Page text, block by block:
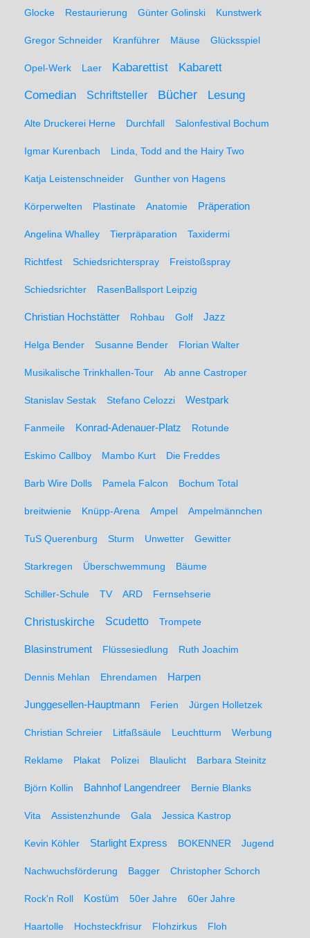
Glocke Restaurierung Günter Golinski Kunstwerk
Gregor Schneider Kranführer Mäuse Glücksspiel
Opel-Werk Laer Kabarettist
Kabarett
Comedian
Schriftsteller Bücher Lesung
Alte Druckerei Herne Durchfall Salonfestival Bochum
Igmar Kurenbach Linda, Todd and the Hairy Two
Katja Leistenschneider Gunther von Hagens
Körperwelten Plastinate Anatomie Präperation
Angelina Whalley Tierpräparation Taxidermi
Richtfest Schiedsrichterspray Freistoßspray
Schiedsrichter RasenBallsport Leipzig
Christian Hochstätter Rohbau Golf Jazz
Helga Bender Susanne Bender Florian Walter
Musikalische Trinkhallen-Tour Ab anne Castroper
Stanislav Sestak Stefano Celozzi Westpark
Fanmeile Konrad-Adenauer-Platz Rotunde
Eskimo Callboy Mambo Kurt Die Freddes
Barb Wire Dolls Pamela Falcon Bochum Total
breitwienie Knüpp-Arena Ampel Ampelmännchen
TuS Querenburg Sturm Unwetter Gewitter
Starkregen Überschwemmung Bäume
Schiller-Schule TV ARD Fernsehserie
Christuskirche Scudetto Trompete
Blasinstrument Flüssesiedlung Ruth Joachim
Dennis Mehlan Ehrendamen Harpen
Junggesellen-Hauptmann Ferien Jürgen Holletzek
Christian Schreier Litfaßsäule Leuchtturm Werbung
Reklame Plakat Polizei Blaulicht Barbara Steinitz
Björn Kollin Bahnhof Langendreer Bernie Blanks
Vita Assistenzhunde Gala Jessica Kastrop
Kevin Köhler Starlight Express BOKENNER Jugend
Nachwuchsförderung Bagger Christopher Schorch
Rock'n Roll Kostüm 50er Jahre 60er Jahre
Haartolle Hochsteckfrisur Flohzirkus Floh